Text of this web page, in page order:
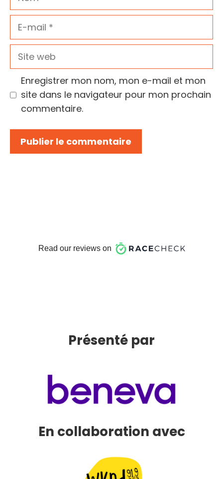
E-
Site
Enregistrer mon nom, mon e-mail et mon
site dans le navigateur pour mon prochain
commentaire.
Présenté par
En collaboration avec